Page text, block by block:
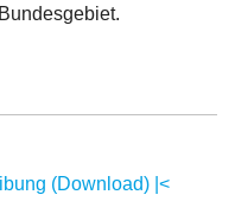
(Download) |<